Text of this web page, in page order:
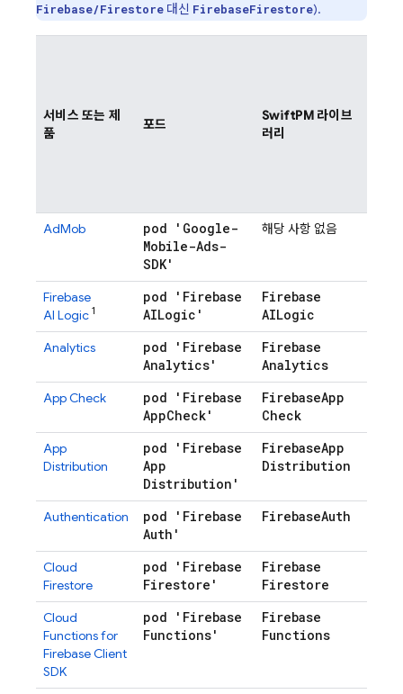
Firebase/Firestore 대신 FirebaseFirestore).
서비스 또는 제
품
포드
SwiftPM 라이브
러리
AdMob
pod 'Google-
Mobile-Ads-
SDK'
해당 사항 없음
Firebase
AI Logic 1
pod 'Firebase
AILogic'
Firebase
AILogic
Analytics
pod 'Firebase
Analytics'
Firebase
Analytics
App Check
pod 'Firebase
AppCheck'
FirebaseApp
Check
App
Distribution
pod 'Firebase
App
Distribution'
FirebaseApp
Distribution
Authentication
pod 'Firebase
Auth'
FirebaseAuth
Cloud
Firestore
pod 'Firebase
Firestore'
Firebase
Firestore
Cloud
Functions for
FirebaseClient
SDK
pod 'Firebase
Functions'
Firebase
Functions